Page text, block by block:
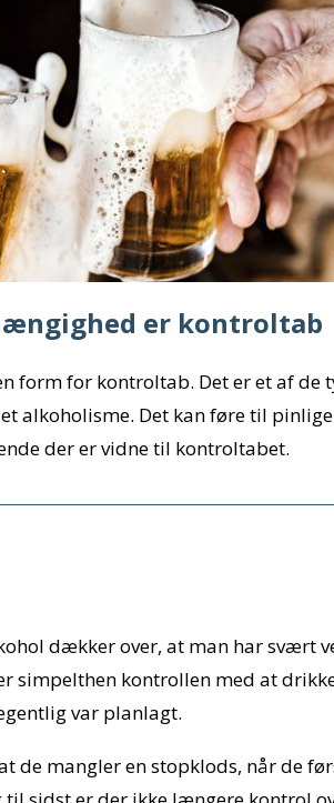
er kontroltab
form for kontroltab. Det er et af de
alkoholisme. Det kan føre til
der er vidne til kontroltabet.
dækker over, at man har svært
simpelthen kontrollen med at
var planlagt.
de mangler en stopklods, når de